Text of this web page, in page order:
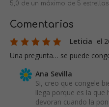
5,0 de un máximo de 5 estrellas
Comentarios
Leticia el
Una pregunta… se puede
Ana Sevilla
Si, creo que congele
llega porque es la que
devoran cuando la